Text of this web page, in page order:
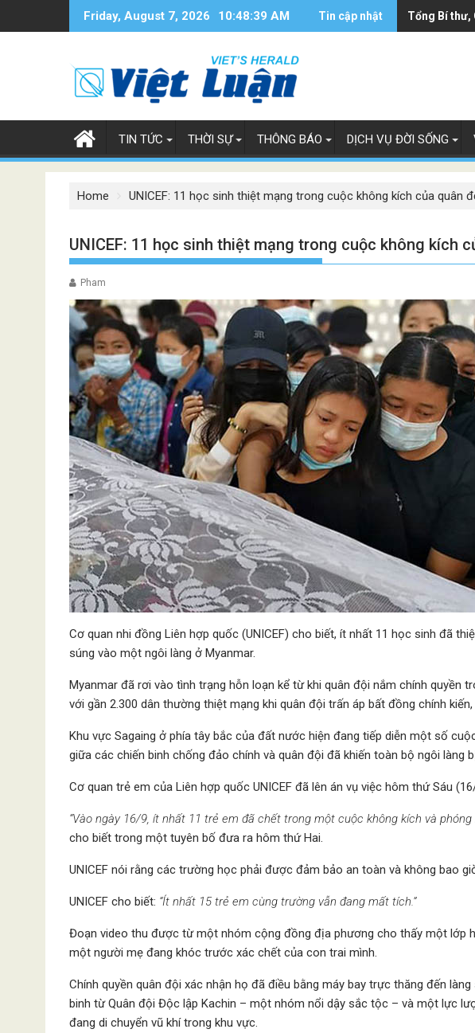
Friday, August 7, 2026 10:48:40 AM Tin cập nhật Ông Trump
Tổng Bí thư,
TIN TỨC THỜI SỰ THÔNG BÁO DỊCH VỤ ĐỜI SỐNG
Home UNICEF: 11 học sinh thiệt mạng trong cuộc không kích của quân
UNICEF: 11 học sinh thiệt mạng trong cuộc không kích
Pham
Cơ quan nhi đồng Liên hợp quốc (UNICEF) cho biết, ít nhất 11 học sinh đã
súng vào một ngôi làng ở Myanmar.
Myanmar đã rơi vào tình trạng hỗn loạn kể từ khi quân đội nắm chính quyền
với gần 2.300 dân thường thiệt mạng khi quân đội trấn áp bất đồng chính
Khu vực Sagaing ở phía tây bắc của đất nước hiện đang tiếp diễn một số
giữa các chiến binh chống đảo chính và quân đội đã khiến toàn bộ ngôi làng
Cơ quan trẻ em của Liên hợp quốc UNICEF đã lên án vụ việc hôm thứ Sáu
“Vào ngày 16/9, ít nhất 11 trẻ em đã chết trong một cuộc không kích và
cho biết trong một tuyên bố đưa ra hôm thứ Hai.
UNICEF nói rằng các trường học phải được đảm bảo an toàn và không bao
UNICEF cho biết: “Ít nhất 15 trẻ em cùng trường vẫn đang mất tích.”
Đoạn video thu được từ một nhóm cộng đồng địa phương cho thấy một lớp
một người mẹ đang khóc trước xác chết của con trai mình.
Chính quyền quân đội xác nhận họ đã điều bằng máy bay trực thăng đến
binh từ Quân đội Độc lập Kachin – một nhóm nổi dậy sắc tộc – và một lực
đang di chuyển vũ khí trong khu vực.